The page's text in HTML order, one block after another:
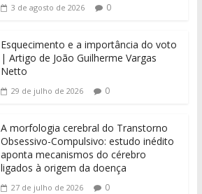
3 de agosto de 2026 0
Esquecimento e a importância do voto
| Artigo de João Guilherme Vargas
Netto
29 de julho de 2026 0
A morfologia cerebral do Transtorno
Obsessivo-Compulsivo: estudo inédito
aponta mecanismos do cérebro
ligados à origem da doença
27 de julho de 2026 0